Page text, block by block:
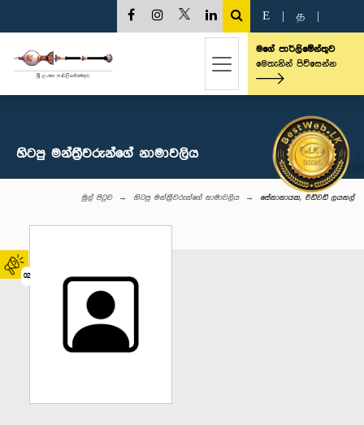
02
E த
මගේ පාර්ලිමේන්තුව
මෙතැනින් පිවිසෙන්න
හිටපු මන්ත්‍රීවරුන්ගේ නාමාවලිය
මුල් පිටුව හිටපු මන්ත්‍රීවරුන්ගේ නාමාවලිය සේනානායක, එඩ්වඩ් ලයනල්